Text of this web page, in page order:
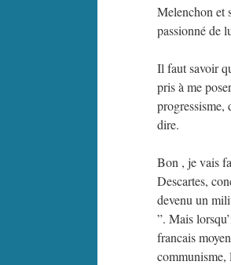
Melenchon et
passionné de
Il faut savoir
pris à me
progressisme,
dire.
Bon , je vais
Descartes,
devenu un
”. Mais
francais
communisme,